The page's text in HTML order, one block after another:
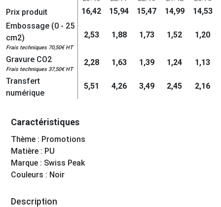
Prix produit 16,42 15,94 15,47 14,99
14,53
Embossage (0 - 25
cm2)
Frais techniques 70,50€ HT
2,53 1,88 1,73 1,52 1,20
Gravure CO2
Frais techniques 37,50€ HT
2,28 1,63 1,39 1,24
1,13
Transfert
numérique
5,51 4,26 3,49 2,45 2,16
Caractéristiques
Thème : Promotions
Matière : PU
Marque : Swiss Peak
Couleurs : Noir
Description